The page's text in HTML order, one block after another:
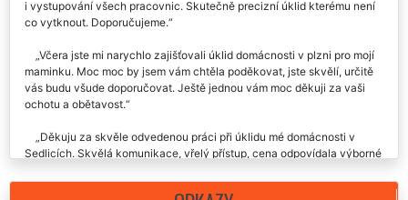
i vystupování všech pracovnic. Skutečně precizní úklid kterému není
co vytknout. Doporučujeme.
Včera jste mi narychlo zajišťovali úklid domácnosti v plzni pro mojí
maminku. Moc moc by jsem vám chtěla poděkovat, jste skvělí, určitě
vás budu všude doporučovat. Ještě jednou vám moc děkuji za vaši
ochotu a obětavost.
Děkuju za skvěle odvedenou práci při úklidu mé domácnosti v
Sedlicích. Skvělá komunikace, vřelý přístup, cena odpovídala výborné